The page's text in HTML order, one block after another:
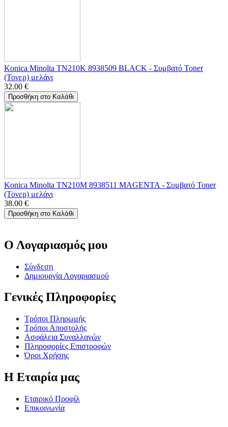
Konica Minolta TN210K 8938509 BLACK - Συμβατό Toner
(Τονερ) μελάνι
32.00 €
Προσθήκη στο Καλάθι
Konica Minolta TN210M 8938511 MAGENTA - Συμβατό Toner
(Τονερ) μελάνι
38.00 €
Προσθήκη στο Καλάθι
Ο Λογαριασμός μου
Σύνδεση
Δημιουργία Λογαριασμού
Γενικές Πληροφορίες
Τρόποι Πληρωμής
Τρόποι Αποστολής
Ασφάλεια Συναλλαγών
Πληροφορίες Επιστροφών
Όροι Χρήσης
Η Εταιρία μας
Εταιρικό Προφίλ
Επικοινωνία